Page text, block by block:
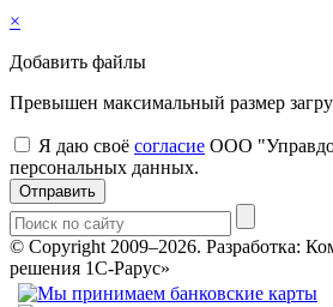
×
Добавить файлы
Превышен максимальный размер
Я даю своё согласие ООО
персональных данных.
Отправить
© Copyright 2009–2026. Разработка:
решения 1С-Рарус»